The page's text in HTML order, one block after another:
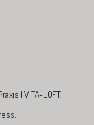
| VITA-LOFT.